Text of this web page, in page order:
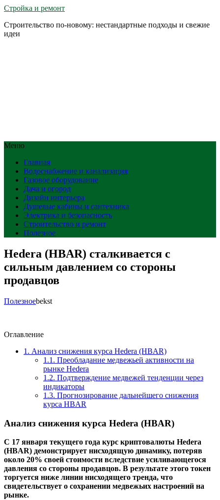
Стройка и ремонт
Строительство по-новому: нестандартные подходы и свежие
идеи
Меню
Главная
Водоснабжение и канализация
Газовое оборудование
Дача и огород
Дизайн интерьера
Душевые кабины и сантехника
Электрика и безопасность
Строительство и ремонт
Полезное
Hedera (HBAR) сталкивается с
сильным давлением со стороны
продавцов
Полезноеbekst
Оглавление
1. Анализ снижения курса Hedera (HBAR)
1.1. Преобладание медвежьей активности на
рынке Hedera
1.2. Подтверждение медвежей тенденции через
индикаторы
1.3. Прогнозирование дальнейшего снижения
курса HBAR
Анализ снижения курса Hedera (HBAR)
С 17 января текущего года курс криптовалюты Hedera
(HBAR) демонстрирует нисходящую динамику, потеряв
около 20% своей стоимости вследствие усиливающегося
давления со стороны продавцов. В результате этого токен
торгуется ниже линии нисходящего тренда, что
свидетельствует о сохранении медвежьих настроений на
рынке.